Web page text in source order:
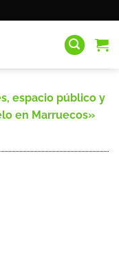
espacio público y
en Marruecos»